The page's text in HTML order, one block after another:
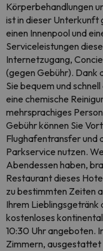
Körperbehandlungen
ist in dieser Unterkunft
einen Innenpool und
Serviceleistungen
Internetzugang,
(gegen Gebühr). Dank
Sie bequem und
eine chemische
mehrsprachiges
Gebühr können Sie
Flughafentransfer und
Parkservice nutzen.
Abendessen haben,
Restaurant dieses
zu bestimmten Zeiten
Ihrem Lieblingsgetränk
kostenloses
10:30 Uhr angeboten.
Zimmern, ausgestattet